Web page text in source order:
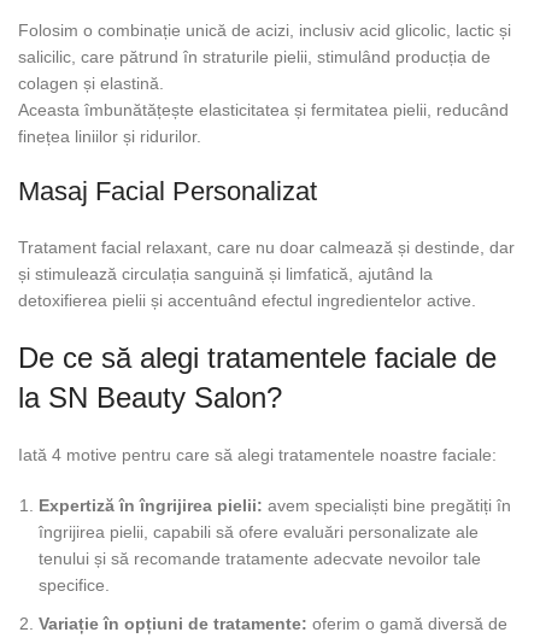
Folosim o combinație unică de acizi, inclusiv acid glicolic, lactic și
salicilic, care pătrund în straturile pielii, stimulând producția de
colagen și elastină.
Aceasta îmbunătățește elasticitatea și fermitatea pielii, reducând
finețea liniilor și ridurilor.
Masaj Facial Personalizat
Tratament facial relaxant, care nu doar calmează și destinde, dar
și stimulează circulația sanguină și limfatică, ajutând la
detoxifierea pielii și accentuând efectul ingredientelor active.
De ce să alegi tratamentele faciale de
la SN Beauty Salon?
Iată 4 motive pentru care să alegi tratamentele noastre faciale:
Expertiză în îngrijirea pielii: avem specialiști bine pregătiți în
îngrijirea pielii, capabili să ofere evaluări personalizate ale
tenului și să recomande tratamente adecvate nevoilor tale
specifice.
Variație în opțiuni de tratamente: oferim o gamă diversă de